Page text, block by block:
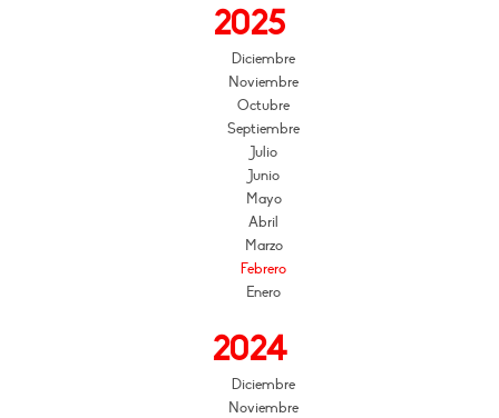
2025
Diciembre
Noviembre
Octubre
Septiembre
Julio
Junio
Mayo
Abril
Marzo
Febrero
Enero
2024
Diciembre
Noviembre